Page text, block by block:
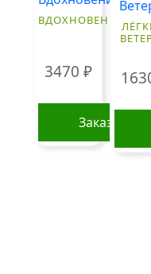
ВДОХНОВЕНИЕ
3470 ₽
Заказать